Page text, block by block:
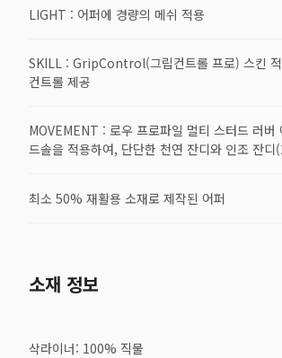
LIGHT : 어퍼에 경량의 메쉬 적용
SKILL : GripControl(그립컨트롤 프로) 스킨
컨트롤 제공
MOVEMENT : 로우 프로파일 멀티 스터드 러버
드솔을 적용하여, 단단한 천연 잔디와 인조 잔디
최소 50% 재활용 소재로 제작된 어퍼
소재 정보
삭라이너: 100% 직물